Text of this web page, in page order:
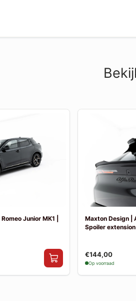
Junior MK1 |
Maxton Design |
Spoiler
€144,00
Op voorraad